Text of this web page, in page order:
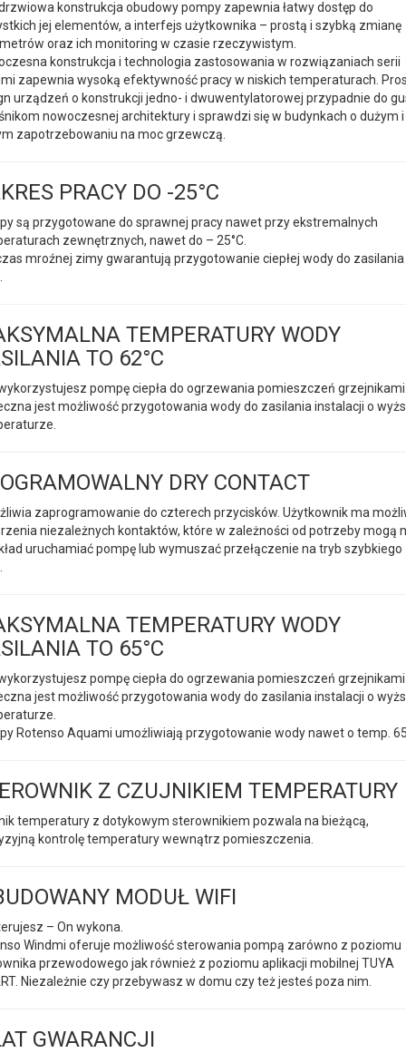
konstrukcja obudowy pompy zapewnia łatwy dostęp do
jej elementów, a interfejs użytkownika – prostą i szybką zmianę
oraz ich monitoring w czasie rzeczywistym.
konstrukcja i technologia zastosowania w rozwiązaniach serii
zapewnia wysoką efektywność pracy w niskich temperaturach.
urządzeń o konstrukcji jedno- i dwuwentylatorowej przypadnie do
nowoczesnej architektury i sprawdzi się w budynkach o dużym i
zapotrzebowaniu na moc grzewczą.
PRACY DO -25°C
są przygotowane do sprawnej pracy nawet przy ekstremalnych
zewnętrznych, nawet do – 25°C.
mroźnej zimy gwarantują przygotowanie ciepłej wody do zasilania
TEMPERATURY WODY
TO 62°C
pompę ciepła do ogrzewania pomieszczeń grzejnikami
jest możliwość przygotowania wody do zasilania instalacji o
DRY CONTACT
zaprogramowanie do czterech przycisków. Użytkownik ma
niezależnych kontaktów, które w zależności od potrzeby mogą
uruchamiać pompę lub wymuszać przełączenie na tryb szybkiego
TEMPERATURY WODY
TO 65°C
pompę ciepła do ogrzewania pomieszczeń grzejnikami
jest możliwość przygotowania wody do zasilania instalacji o
Rotenso Aquami umożliwiają przygotowanie wody nawet o temp.
Z CZUJNIKIEM TEMPERATURY
temperatury z dotykowym sterownikiem pozwala na bieżącą,
kontrolę temperatury wewnątrz pomieszczenia.
MODUŁ WIFI
– On wykona.
Windmi oferuje możliwość sterowania pompą zarówno z poziomu
przewodowego jak również z poziomu aplikacji mobilnej TUYA
Niezależnie czy przebywasz w domu czy też jesteś poza nim.
GWARANCJI